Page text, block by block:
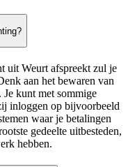
uit Weurt afspreekt zul je
aan het bewaren van
Je kunt met sommige
inloggen op bijvoorbeeld
waar je betalingen
gedeelte uitbesteden,
hebben.